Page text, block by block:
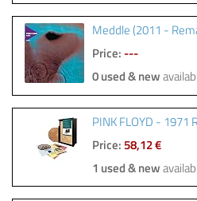
Meddle (2011 -
Price: ---
0 used & new
PINK FLOYD - 1971
Price: 58,12 €
1 used & new